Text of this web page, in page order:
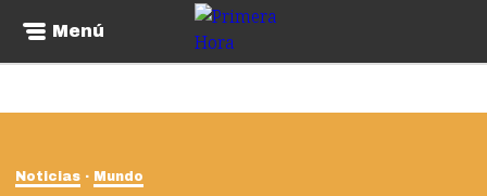
Menú
Noticias Mundo